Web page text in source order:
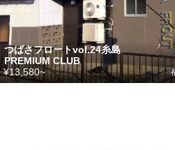
つばさフロートvol.24糸島
PREMIUM CLUB
¥13,580~